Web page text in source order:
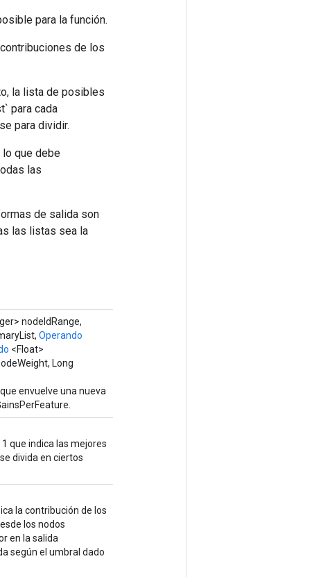
para la función.
de los
la lista de posibles
para cada
para dividir.
lo que debe
las
de salida son
las listas sea la
nodeIdRange,
Operando
<Float>
Long
envuelve una nueva
que indica las mejores
divida en ciertos
la contribución de los
los nodos
en la salida
según el umbral dado